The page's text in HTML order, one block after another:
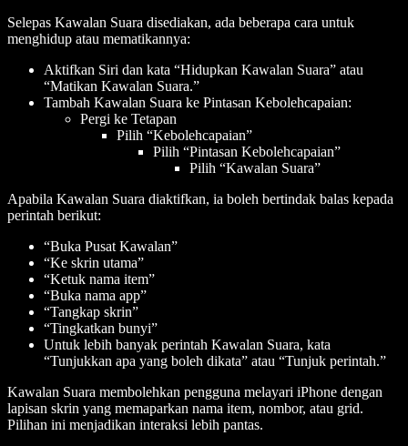
Selepas Kawalan Suara disediakan, ada beberapa cara untuk
menghidup atau mematikannya:
Aktifkan Siri dan kata “Hidupkan Kawalan Suara” atau
“Matikan Kawalan Suara.”
Tambah Kawalan Suara ke Pintasan Kebolehcapaian:
Pergi ke Tetapan
Pilih “Kebolehcapaian”
Pilih “Pintasan Kebolehcapaian”
Pilih “Kawalan Suara”
Apabila Kawalan Suara diaktifkan, ia boleh bertindak balas kepada
perintah berikut:
“Buka Pusat Kawalan”
“Ke skrin utama”
“Ketuk nama item”
“Buka nama app”
“Tangkap skrin”
“Tingkatkan bunyi”
Untuk lebih banyak perintah Kawalan Suara, kata
“Tunjukkan apa yang boleh dikata” atau “Tunjuk perintah.”
Kawalan Suara membolehkan pengguna melayari iPhone dengan
lapisan skrin yang memaparkan nama item, nombor, atau grid.
Pilihan ini menjadikan interaksi lebih pantas.